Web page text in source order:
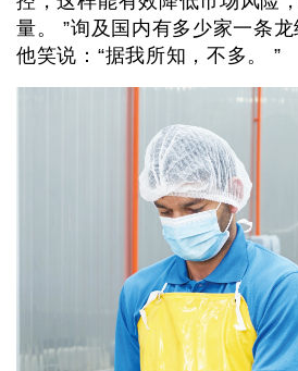
量。 ”询及国内有多少家一条龙
他笑说：“据我所知，不多。 ”